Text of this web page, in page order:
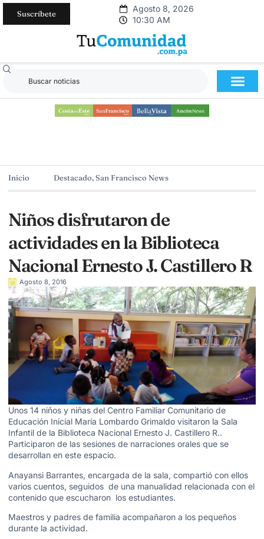
Suscríbete
Agosto 8, 2026
10:30 AM
Inicio Destacado,San Francisco News
Niños disfrutaron de
actividades en la Biblioteca
Nacional Ernesto J. Castillero R
Agosto 8, 2016
Unos 14 niños y niñas del Centro Familiar Comunitario de
Educación Inicial María Lombardo Grimaldo visitaron la Sala
Infantil de la Biblioteca Nacional Ernesto J. Castillero R..
Participaron de las sesiones de narraciones orales que se
desarrollan en este espacio.
Anayansi Barrantes, encargada de la sala, compartió con ellos
varios cuentos, seguidos de una manualidad relacionada con el
contenido que escucharon los estudiantes.
Maestros y padres de familia acompañaron a los pequeños
durante la actividad.